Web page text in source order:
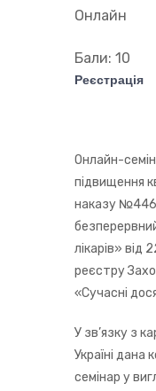
Онлайн
Бали: 10
Реєстрація
Онлайн-
підвищення
наказу №446
лікарів» від
реєстру
«Сучасні
У зв’язку з
Україні дана
семінар у